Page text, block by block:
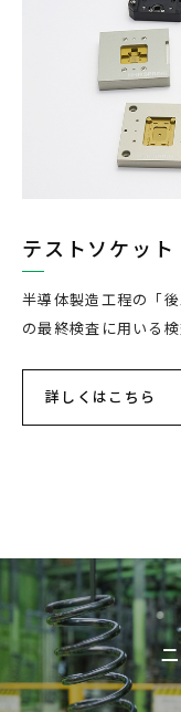
テストソケット
半導体製造工程の「
の最終検査に用いる検
詳しくはこちら